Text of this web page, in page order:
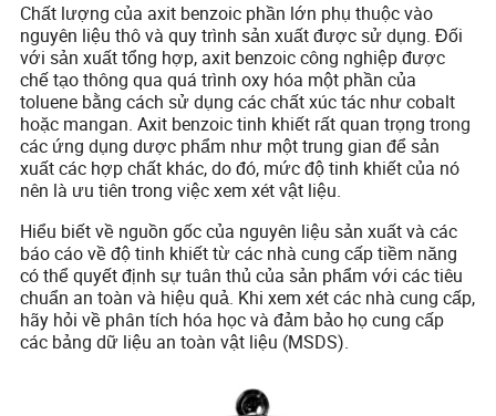
Chất lượng của axit benzoic phần lớn phụ thuộc vào
nguyên liệu thô và quy trình sản xuất được sử dụng. Đối
với sản xuất tổng hợp, axit benzoic công nghiệp được
chế tạo thông qua quá trình oxy hóa một phần của
toluene bằng cách sử dụng các chất xúc tác như cobalt
hoặc mangan. Axit benzoic tinh khiết rất quan trọng trong
các ứng dụng dược phẩm như một trung gian để sản
xuất các hợp chất khác, do đó, mức độ tinh khiết của nó
nên là ưu tiên trong việc xem xét vật liệu.
Hiểu biết về nguồn gốc của nguyên liệu sản xuất và các
báo cáo về độ tinh khiết từ các nhà cung cấp tiềm năng
có thể quyết định sự tuân thủ của sản phẩm với các tiêu
chuẩn an toàn và hiệu quả. Khi xem xét các nhà cung cấp,
hãy hỏi về phân tích hóa học và đảm bảo họ cung cấp
các bảng dữ liệu an toàn vật liệu (MSDS).